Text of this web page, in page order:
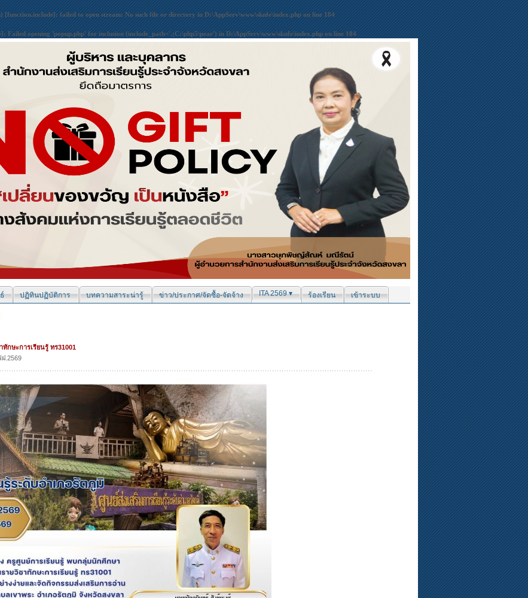
[function.include]: failed to open stream: No such file or directory inD:\AppServ\www\sknfe\index.phpon line184
]: Failed opening 'popup.php' for inclusion (include_path='.;C:\php5\pear') inD:\AppServ\www\sknfe\index.phpon line184
ปฏิทินปฏิบัติการ บทความสาระน่ารู้ ข่าว/ประกาศ/จัดซื้อ-จัดจ้าง ITA 2569 ▾ ร้องเรียน เข้าระบบ
กษะการเรียนรู้ ทร31001
.2569